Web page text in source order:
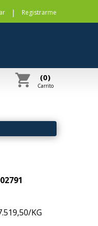
| Registrarme
shopping_cart (0)
Carrito
KG